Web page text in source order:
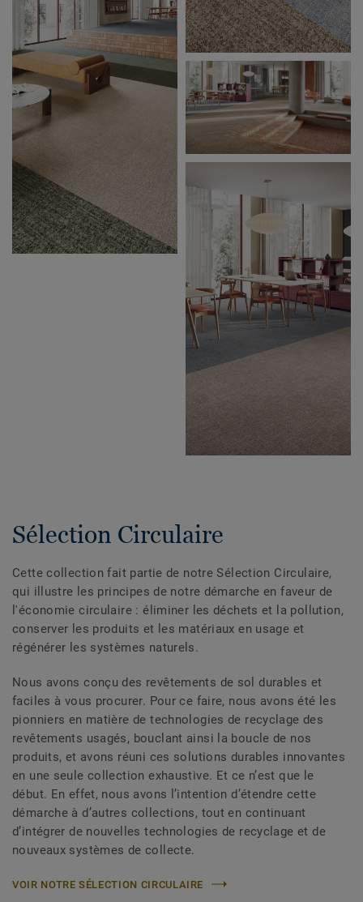
Sélection Circulaire
Cette collection fait partie de notre Sélection Circulaire,
qui illustre les principes de notre démarche en faveur de
l'économie circulaire : éliminer les déchets et la pollution,
conserver les produits et les matériaux en usage et
régénérer les systèmes naturels.
Nous avons conçu des revêtements de sol durables et
faciles à vous procurer. Pour ce faire, nous avons été les
pionniers en matière de technologies de recyclage des
revêtements usagés, bouclant ainsi la boucle de nos
produits, et avons réuni ces solutions durables innovantes
en une seule collection exhaustive. Et ce n’est que le
début. En effet, nous avons l’intention d’étendre cette
démarche à d’autres collections, tout en continuant
d’intégrer de nouvelles technologies de recyclage et de
nouveaux systèmes de collecte.
VOIR NOTRE SÉLECTION CIRCULAIRE